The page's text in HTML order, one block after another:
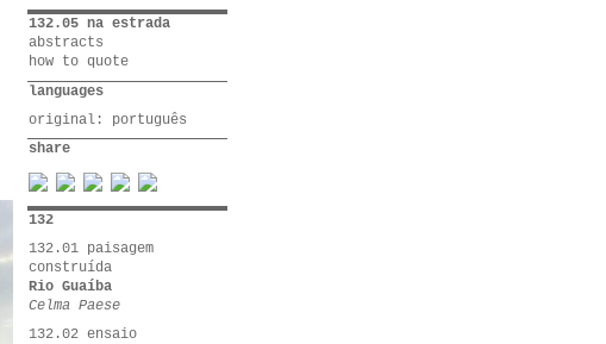
132.05 na estrada
abstracts
how to quote
languages
original: português
share
132
132.01 paisagem
construída
Rio Guaíba
Celma Paese
132.02 ensaio